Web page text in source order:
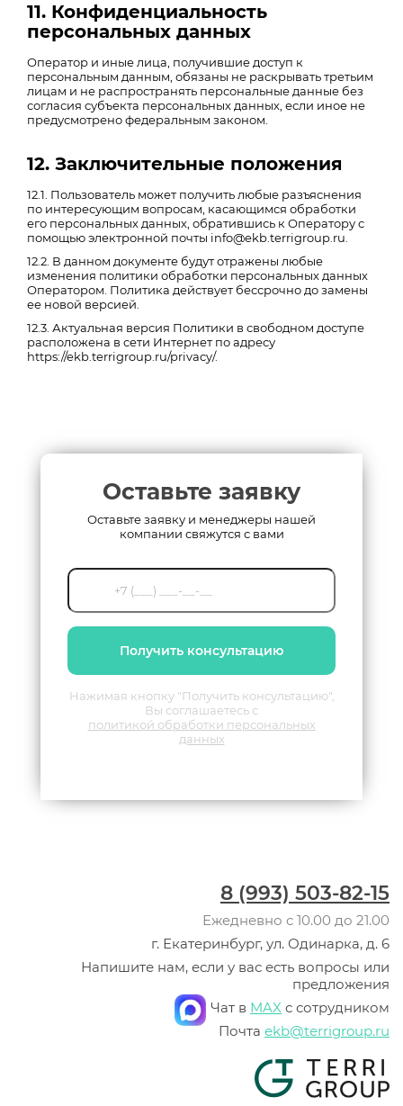
11. Конфиденциальность
персональных данных
Оператор и иные лица, получившие доступ к
персональным данным, обязаны не раскрывать третьим
лицам и не распространять персональные данные без
согласия субъекта персональных данных, если иное не
предусмотрено федеральным законом.
12. Заключительные положения
12.1. Пользователь может получить любые разъяснения
по интересующим вопросам, касающимся обработки
его персональных данных, обратившись к Оператору с
помощью электронной почты info@ekb.terrigroup.ru.
12.2. В данном документе будут отражены любые
изменения политики обработки персональных данных
Оператором. Политика действует бессрочно до замены
ее новой версией.
12.3. Актуальная версия Политики в свободном доступе
расположена в сети Интернет по адресу
https://ekb.terrigroup.ru/privacy/.
Оставьте заявку
Оставьте заявку и менеджеры нашей
компании свяжутся с вами
Получить консультацию
Нажимая кнопку "Получить консультацию",
Вы соглашаетесь с
политикой обработки персональных
данных
8 (993) 503-82-15
Ежедневно с 10.00 до 21.00
г. Екатеринбург, ул. Одинарка, д. 6
Напишите нам, если у вас есть вопросы или
предложения
Чат в MAX с сотрудником
Почта ekb@terrigroup.ru